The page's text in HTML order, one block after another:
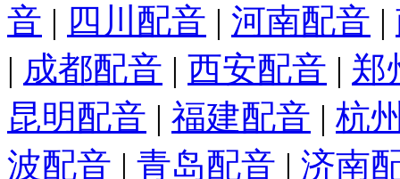
音 | 四川配音 | 河南配音 |
| 成都配音 | 西安配音 | 郑
昆明配音 | 福建配音 | 杭
波配音 | 青岛配音 | 济南